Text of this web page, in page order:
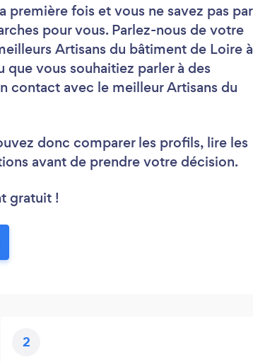
fois et vous ne savez pas par
pour vous. Parlez-nous de votre
Artisans du bâtiment de Loire à
vous souhaitiez parler à des
contact avec le meilleur Artisans du
donc comparer les profils, lire les
avant de prendre votre décision.
gratuit !
2